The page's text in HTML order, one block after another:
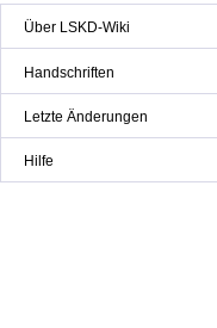
Über LSKD-Wiki
Handschriften
Letzte Änderungen
Hilfe